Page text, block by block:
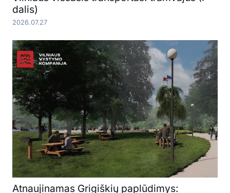
dalis)
2026.07.27
Atnaujinamas Grigiškių paplūdimys: